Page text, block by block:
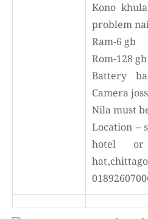
Kono
problem
Ram-6 gb
Rom-128 gb
Battery
Camera
Nila must
Location –
hotel